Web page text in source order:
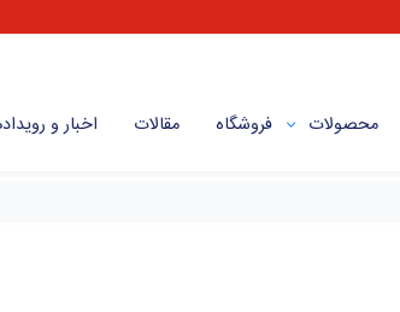
محصولات فروشگاه مقالات اخبار و